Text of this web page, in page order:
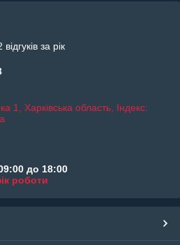
за рік
1, Харківська область, Індекс:
до 18:00
роботи